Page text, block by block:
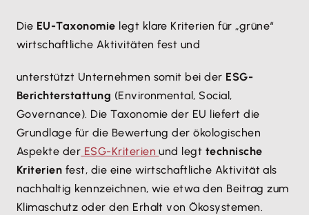
Die EU-Taxonomie legt klare Kriterien für „grüne“
wirtschaftliche Aktivitäten fest und
unterstützt Unternehmen somit bei der ESG-
Berichterstattung (Environmental, Social,
Governance). Die Taxonomie der EU liefert die
Grundlage für die Bewertung der ökologischen
Aspekte der ESG-Kriterienund legt technische
Kriterien fest, die eine wirtschaftliche Aktivität als
nachhaltig kennzeichnen, wie etwa den Beitrag zum
Klimaschutz oder den Erhalt von Ökosystemen.